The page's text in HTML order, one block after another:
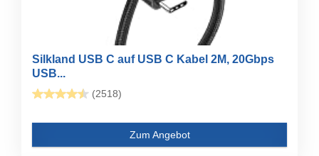
Silkland USB C auf USB C Kabel 2M, 20Gbps
USB...
(2518)
Zum Angebot